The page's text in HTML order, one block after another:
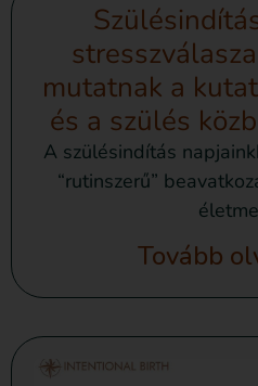
mutatnak a
és a szülés
A szülésindítás
“rutinszerű”
Tovább